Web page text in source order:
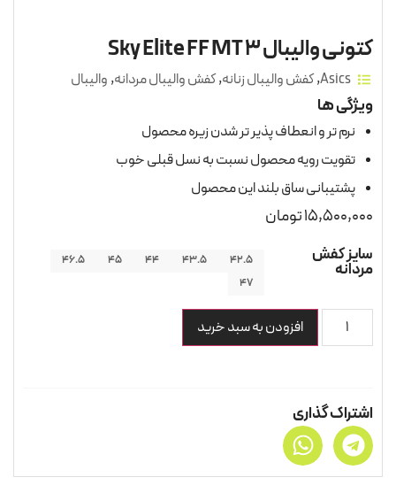
کتونی والیبال Sky Elite FF MT 3
Asics
,کفش والیبال زنانه,کفش والیبال مردانه, والیبال
ویژگی ها
نرم تر و انعطاف پذیر تر شدن زیره محصول
تقویت رویه محصول نسبت به نسل قبلی خوب
پشتیبانی ساق بلند این محصول
15,500,000تومان
سایز کفش
مردانه 42.5
43.5
44
45
46.5
47
افزودن به سبد خرید
اشتراک گذاری